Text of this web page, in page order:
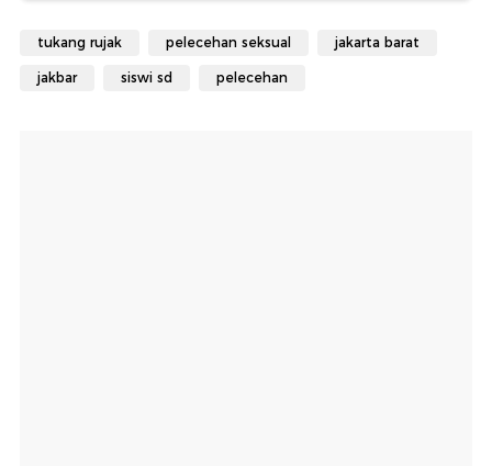
tukang rujak pelecehan seksual jakarta barat
jakbar siswi sd pelecehan